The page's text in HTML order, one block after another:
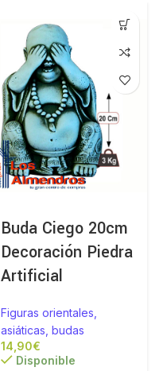
Buda Ciego 20cm
Decoración Piedra
Artificial
Figuras orientales,
asiáticas, budas
€
Disponible